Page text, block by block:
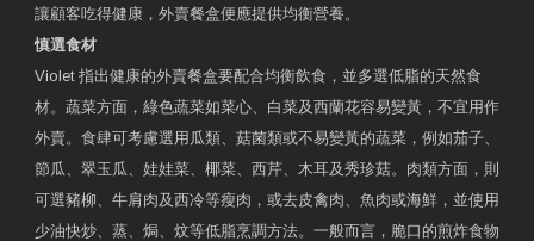
讓顧客吃得健康，外賣餐盒便應提供均衡營養。
慎選食材
Violet 指出健康的外賣餐盒要配合均衡飲食，並多選低脂的天然食
材。蔬菜方面，綠色蔬菜如菜心、白菜及西蘭花容易變黃，不宜用作
外賣。食肆可考慮選用瓜類、菇菌類或不易變黃的蔬菜，例如茄子、
節瓜、翠玉瓜、娃娃菜、椰菜、西芹、木耳及秀珍菇。肉類方面，則
可選豬柳、牛肩肉及西冷等瘦肉，或去皮禽肉、魚肉或海鮮，並使用
少油快炒、蒸、焗、炆等低脂烹調方法。一般而言，脆口的煎炸食物